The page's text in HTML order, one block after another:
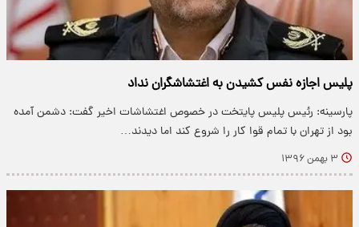
پلیس اجازه نفس کشیدن به اغتشاشگران نداد
پارسینه: رئیس پلیس پایتخت در خصوص اغتشاشات اخیر گفت: دشمن آمده
بود از تهران با تمام قوا کار را شروع کند اما دیدند…
۳ بهمن ۱۳۹۶